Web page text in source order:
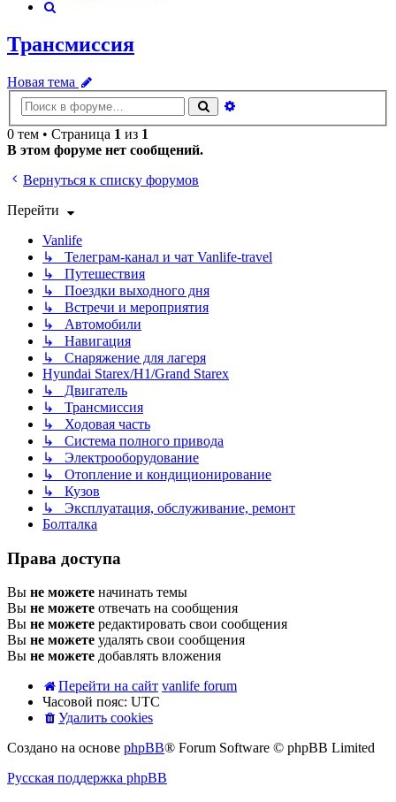
Трансмиссия
Новая тема
Поиск
0 тем • Страница 1 из 1
В этом форуме нет сообщений.
Вернуться к списку форумов
Перейти
Vanlife
↳ Телеграм-канал и чат Vanlife-travel
↳ Путешествия
↳ Поездки выходного дня
↳ Встречи и мероприятия
↳ Автомобили
↳ Навигация
↳ Снаряжение для лагеря
Hyundai Starex/H1/Grand Starex
↳ Двигатель
↳ Трансмиссия
↳ Ходовая часть
↳ Система полного привода
↳ Электрооборудование
↳ Отопление и кондиционирование
↳ Кузов
↳ Эксплуатация, обслуживание, ремонт
Болталка
Права доступа
Вы не можете начинать темы
Вы не можете отвечать на сообщения
Вы не можете редактировать свои сообщения
Вы не можете удалять свои сообщения
Вы не можете добавлять вложения
Перейти на сайт vanlife forum
Часовой пояс: UTC
Удалить cookies
Создано на основе phpBB® Forum Software © phpBB Limited
Русская поддержка phpBB